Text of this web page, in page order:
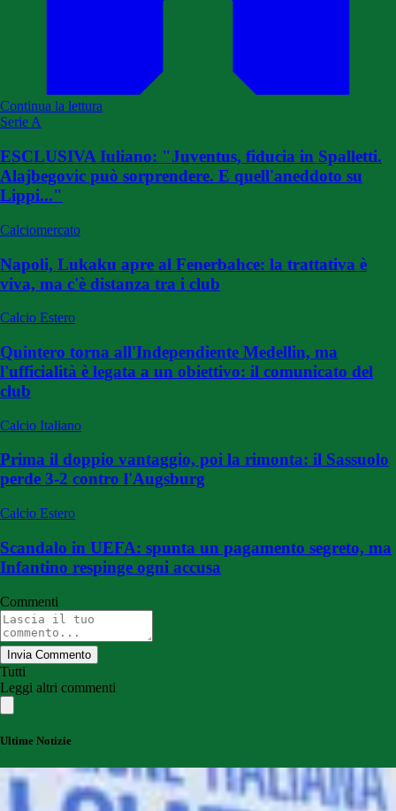
Continua la lettura
Serie A
ESCLUSIVA Iuliano: "Juventus, fiducia in Spalletti.
Alajbegovic può sorprendere. E quell'aneddoto su
Lippi..."
Calciomercato
Napoli, Lukaku apre al Fenerbahce: la trattativa è
viva, ma c'è distanza tra i club
Calcio Estero
Quintero torna all'Independiente Medellin, ma
l'ufficialità è legata a un obiettivo: il comunicato del
club
Calcio Italiano
Prima il doppio vantaggio, poi la rimonta: il Sassuolo
perde 3-2 contro l'Augsburg
Calcio Estero
Scandalo in UEFA: spunta un pagamento segreto, ma
Infantino respinge ogni accusa
Commenti
Invia Commento
Tutti
Leggi altri commenti
Ultime Notizie